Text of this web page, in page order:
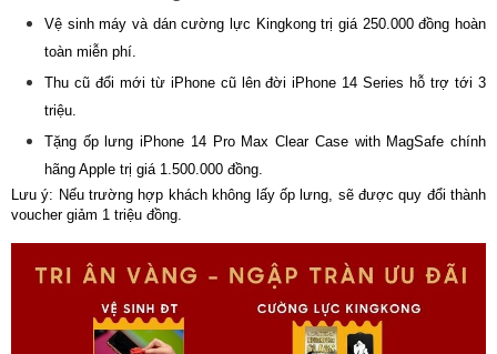
Vệ sinh máy và dán cường lực Kingkong trị giá 250.000 đồng hoàn
toàn miễn phí.
Thu cũ đổi mới từ iPhone cũ lên đời iPhone 14 Series hỗ trợ tới 3
triệu.
Tặng ốp lưng iPhone 14 Pro Max Clear Case with MagSafe chính
hãng Apple trị giá 1.500.000 đồng.
Lưu ý: Nếu trường hợp khách không lấy ốp lưng, sẽ được quy đổi thành
voucher giảm 1 triệu đồng.